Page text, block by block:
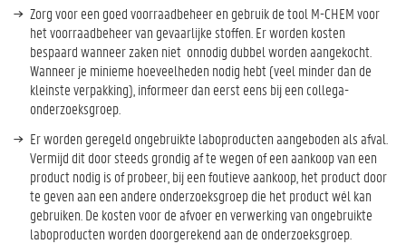
Zorg voor een goed voorraadbeheer en gebruik de tool M-CHEM voor
het voorraadbeheer van gevaarlijke stoffen. Er worden kosten
bespaard wanneer zaken niet onnodig dubbel worden aangekocht.
Wanneer je minieme hoeveelheden nodig hebt (veel minder dan de
kleinste verpakking), informeer dan eerst eens bij een collega-
onderzoeksgroep.
Er worden geregeld ongebruikte laboproducten aangeboden als afval.
Vermijd dit door steeds grondig af te wegen of een aankoop van een
product nodig is of probeer, bij een foutieve aankoop, het product door
te geven aan een andere onderzoeksgroep die het product wél kan
gebruiken. De kosten voor de afvoer en verwerking van ongebruikte
laboproducten worden doorgerekend aan de onderzoeksgroep.